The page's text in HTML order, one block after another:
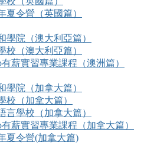
夏令營（英國篇）
學院（澳大利亞篇）
校（澳大利亞篇）
有薪實習專業課程（澳洲篇）
學院（加拿大篇）
校（加拿大篇）
言學校（加拿大篇）
有薪實習專業課程（加拿大篇）
夏令營(加拿大篇)